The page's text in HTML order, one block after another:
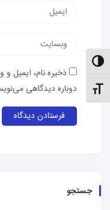
حالت کنتراست بالا
تنظیم اندازهٔ فونت
پست
وب‌سایت
ذخیره نام، ایمیل
دوباره دیدگاهی
جستجو